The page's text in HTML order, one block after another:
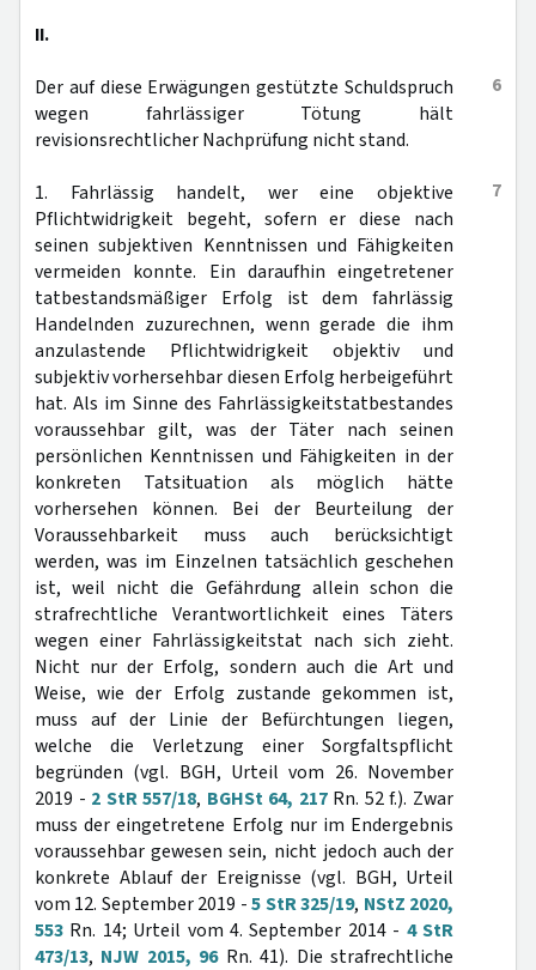
II.
6
Der auf diese Erwägungen gestützte Schuldspruch
wegen fahrlässiger Tötung hält
revisionsrechtlicher Nachprüfung nicht stand.
7
1. Fahrlässig handelt, wer eine objektive
Pflichtwidrigkeit begeht, sofern er diese nach
seinen subjektiven Kenntnissen und Fähigkeiten
vermeiden konnte. Ein daraufhin eingetretener
tatbestandsmäßiger Erfolg ist dem fahrlässig
Handelnden zuzurechnen, wenn gerade die ihm
anzulastende Pflichtwidrigkeit objektiv und
subjektiv vorhersehbar diesen Erfolg herbeigeführt
hat. Als im Sinne des Fahrlässigkeitstatbestandes
voraussehbar gilt, was der Täter nach seinen
persönlichen Kenntnissen und Fähigkeiten in der
konkreten Tatsituation als möglich hätte
vorhersehen können. Bei der Beurteilung der
Voraussehbarkeit muss auch berücksichtigt
werden, was im Einzelnen tatsächlich geschehen
ist, weil nicht die Gefährdung allein schon die
strafrechtliche Verantwortlichkeit eines Täters
wegen einer Fahrlässigkeitstat nach sich zieht.
Nicht nur der Erfolg, sondern auch die Art und
Weise, wie der Erfolg zustande gekommen ist,
muss auf der Linie der Befürchtungen liegen,
welche die Verletzung einer Sorgfaltspflicht
begründen (vgl. BGH, Urteil vom 26. November
2019 - 2 StR 557/18, BGHSt 64, 217Rn. 52 f.). Zwar
muss der eingetretene Erfolg nur im Endergebnis
voraussehbar gewesen sein, nicht jedoch auch der
konkrete Ablauf der Ereignisse (vgl. BGH, Urteil
vom 12. September 2019 -5 StR 325/19, NStZ 2020,
553 Rn. 14; Urteil vom 4. September 2014 - 4 StR
473/13, NJW 2015, 96Rn. 41). Die strafrechtliche